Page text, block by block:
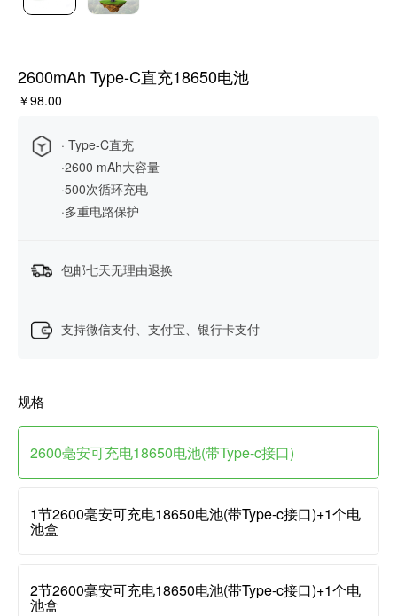
2600mAh Type-C直充18650电池
￥98.00
· Type-C直充
·2600 mAh大容量
·500次循环充电
·多重电路保护
包邮七天无理由退换
支持微信支付、支付宝、银行卡支付
规格
2600毫安可充电18650电池(带Type-c接口)
1节2600毫安可充电18650电池(带Type-c接口)+1个电
池盒
2节2600毫安可充电18650电池(带Type-c接口)+1个电
池盒